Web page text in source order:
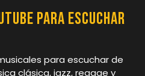
para escuchar
para escuchar de
clásica, jazz, reggae y